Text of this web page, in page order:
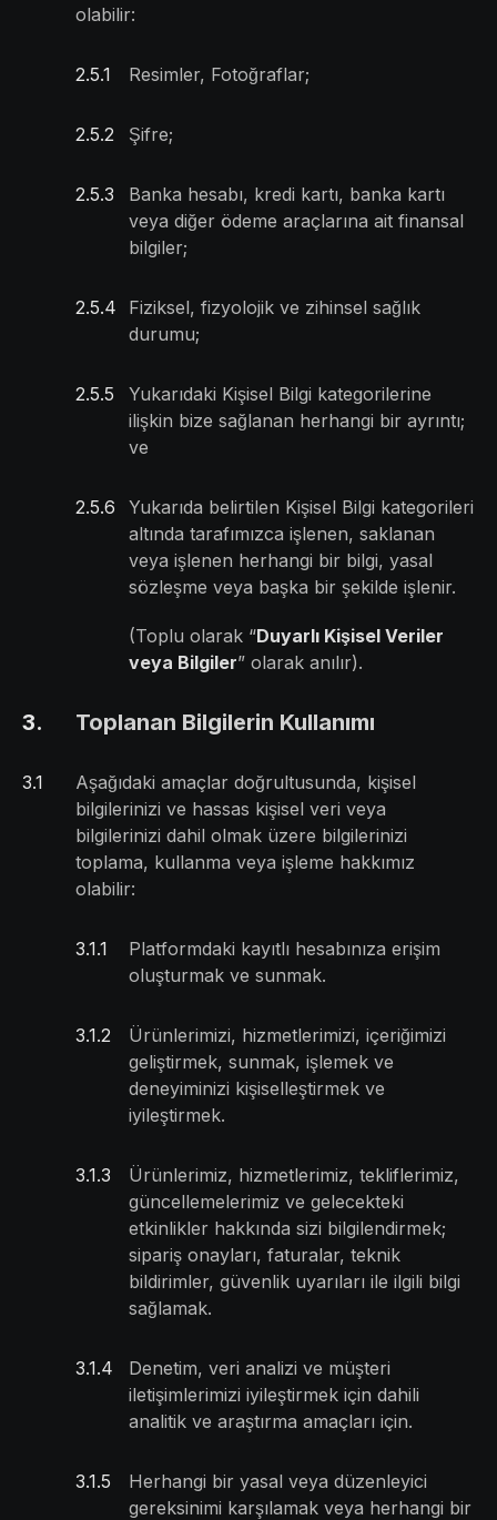
olabilir:
2.5.1 Resimler, Fotoğraflar;
2.5.2 Şifre;
2.5.3
Banka hesabı, kredi kartı, banka kartı
veya diğer ödeme araçlarına ait finansal
bilgiler;
2.5.4
Fiziksel, fizyolojik ve zihinsel sağlık
durumu;
2.5.5
Yukarıdaki Kişisel Bilgi kategorilerine
ilişkin bize sağlanan herhangi bir ayrıntı;
ve
2.5.6
Yukarıda belirtilen Kişisel Bilgi kategorileri
altında tarafımızca işlenen, saklanan
veya işlenen herhangi bir bilgi, yasal
sözleşme veya başka bir şekilde işlenir.
(Toplu olarak “Duyarlı Kişisel Veriler
veya Bilgiler” olarak anılır).
3. Toplanan Bilgilerin Kullanımı
3.1
Aşağıdaki amaçlar doğrultusunda, kişisel
bilgilerinizi ve hassas kişisel veri veya
bilgilerinizi dahil olmak üzere bilgilerinizi
toplama, kullanma veya işleme hakkımız
olabilir:
3.1.1
Platformdaki kayıtlı hesabınıza erişim
oluşturmak ve sunmak.
3.1.2
Ürünlerimizi, hizmetlerimizi, içeriğimizi
geliştirmek, sunmak, işlemek ve
deneyiminizi kişiselleştirmek ve
iyileştirmek.
3.1.3
Ürünlerimiz, hizmetlerimiz, tekliflerimiz,
güncellemelerimiz ve gelecekteki
etkinlikler hakkında sizi bilgilendirmek;
sipariş onayları, faturalar, teknik
bildirimler, güvenlik uyarıları ile ilgili bilgi
sağlamak.
3.1.4
Denetim, veri analizi ve müşteri
iletişimlerimizi iyileştirmek için dahili
analitik ve araştırma amaçları için.
3.1.5
Herhangi bir yasal veya düzenleyici
gereksinimi karşılamak veya herhangi bir